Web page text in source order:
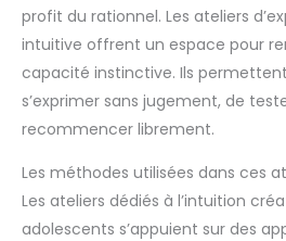
profit du rationnel. Les ateliers
intuitive offrent un espace pour
capacité instinctive. Ils
s’exprimer sans jugement, de
recommencer librement.
Les méthodes utilisées dans ces
Les ateliers dédiés à l’intuition
adolescents s’appuient sur des